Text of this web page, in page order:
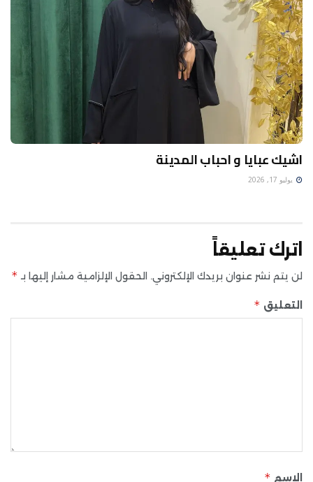
اشيك عبايا و احباب المدينة
يوليو 17, 2026
اترك تعليقاً
لن يتم نشر عنوان بريدك الإلكتروني. الحقول الإلزامية مشار إليها بـ *
التعليق *
الاسم *